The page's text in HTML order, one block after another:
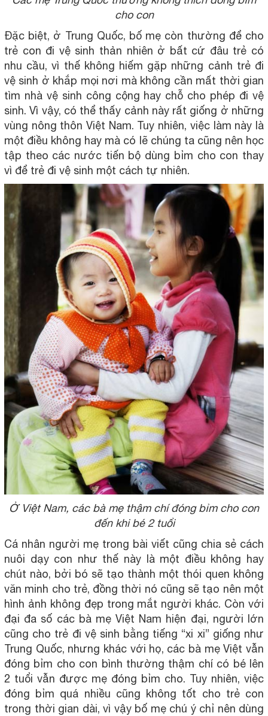
cho con
Đặc biệt, ở Trung Quốc, bố mẹ còn thường để cho
trẻ con đi vệ sinh thản nhiên ở bất cứ đâu trẻ có
nhu cầu, vì thế không hiếm gặp những cảnh trẻ đi
vệ sinh ở khắp mọi nơi mà không cần mất thời gian
tìm nhà vệ sinh công cộng hay chỗ cho phép đi vệ
sinh. Vì vậy, có thể thấy cảnh này rất giống ở những
vùng nông thôn Việt Nam. Tuy nhiên, việc làm này là
một điều không hay mà có lẽ chúng ta cũng nên học
tập theo các nước tiến bộ dùng bỉm cho con thay
vì để trẻ đi vệ sinh một cách tự nhiên.
Ở Việt Nam, các bà mẹ thậm chí đóng bỉm cho con
đến khi bé 2 tuổi
Cá nhân người mẹ trong bài viết cũng chia sẻ cách
nuôi dạy con như thế này là một điều không hay
chút nào, bởi bó sẽ tạo thành một thói quen không
văn minh cho trẻ, đồng thời nó cũng sẽ tạo nên một
hình ảnh không đẹp trong mắt người khác. Còn với
đại đa số các bà mẹ Việt Nam hiện đại, người lớn
cũng cho trẻ đi vệ sinh bằng tiếng “xi xi” giống như
Trung Quốc, nhưng khác với họ, các bà mẹ Việt vẫn
đóng bỉm cho con bình thường thậm chí có bé lên
2 tuổi vẫn được mẹ đóng bỉm cho. Tuy nhiên, việc
đóng bỉm quá nhiều cũng không tốt cho trẻ con
trong thời gian dài, vì vậy bố mẹ chú ý chỉ nên dùng